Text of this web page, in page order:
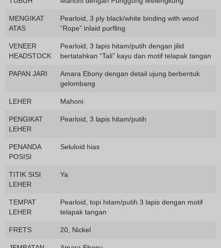
MENGIKAT
ATAS
Pearloid, 3 ply black/white binding with wood
“Rope” inlaid purfling
VENEER
HEADSTOCK
Pearloid, 3 lapis hitam/putih dengan jilid
bertatahkan “Tali” kayu dan motif telapak tangan
PAPAN JARI
Amara Ebony dengan detail ujung berbentuk
gelombang
LEHER Mahoni
PENGIKAT
LEHER
Pearloid, 3 lapis hitam/putih
PENANDA
POSISI
Seluloid hias
TITIK SISI
LEHER
Ya
TEMPAT
LEHER
Pearloid, topi hitam/putih 3 lapis dengan motif
telapak tangan
FRETS 20, Nickel